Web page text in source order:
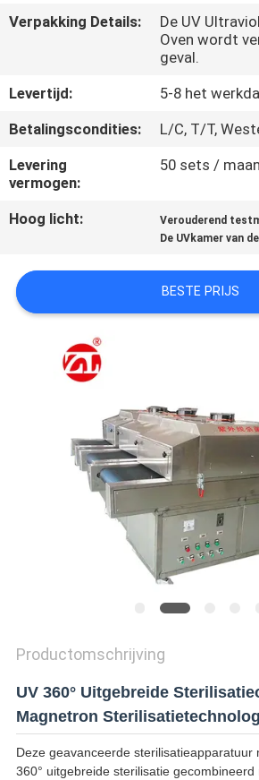
CONTACTEER
NIEUWS
VERZOEK
OM EEN
CITAAT
VR
SHOW
SITEMAP
PRIVACY
POLICY
Verpakking Details:
De UV
Oven wordt
geval.
Levertijd:
5-8 het
Betalingscondities:
L/C, T/T,
Levering
vermogen:
50 sets /
Hoog licht: Verouderend
De UVkamer van
BESTE PRIJS
Productomschrijving
UV 360° Uitgebreide
Magnetron
Deze geavanceerde sterilisatieapparatuur
360° uitgebreide sterilisatie